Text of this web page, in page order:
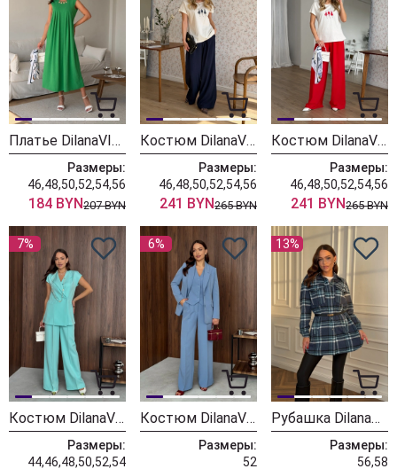
Платье DilanaVIP 2140 яблоко
Размеры:
46,48,50,52,54,56
184 BYN207 BYN
Костюм DilanaVIP 2139/2 молочный+синий
Размеры:
46,48,50,52,54,56
241 BYN265 BYN
Костюм DilanaVIP 2139/1 белый+красный
Размеры:
46,48,50,52,54,56
241 BYN265 BYN
7%
Костюм DilanaVIP 2104 мята
Размеры:
44,46,48,50,52,54
6%
Костюм DilanaVIP 1993 голубой
Размеры:
52
13%
Рубашка DilanaVIP 2127 голубая клетка
Размеры:
56,58